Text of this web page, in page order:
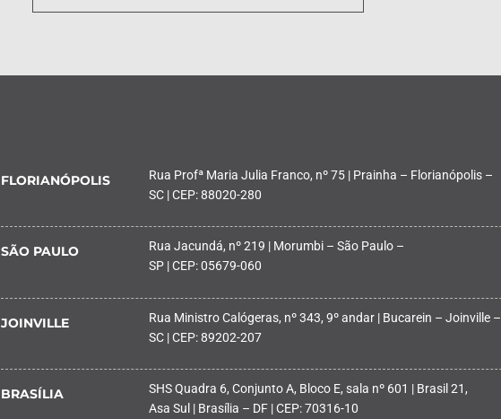
FLORIANÓPOLIS
Rua Profª Maria Julia Franco, nº 75 | Prainha – Florianópolis –
SC | CEP: 88020-280
SÃO PAULO
Rua Jacundá, nº 219 | Morumbi – São Paulo –
SP | CEP: 05679-060
JOINVILLE
Rua Ministro Calógeras, nº 343, 9º andar | Bucarein – Joinville –
SC | CEP: 89202-207
BRASÍLIA
SHS Quadra 6, Conjunto A, Bloco E, sala nº 601 | Brasil 21,
Asa Sul | Brasília – DF | CEP: 70316-10